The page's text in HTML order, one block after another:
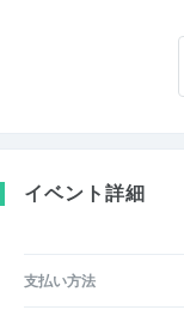
イベント詳細
支払い方法